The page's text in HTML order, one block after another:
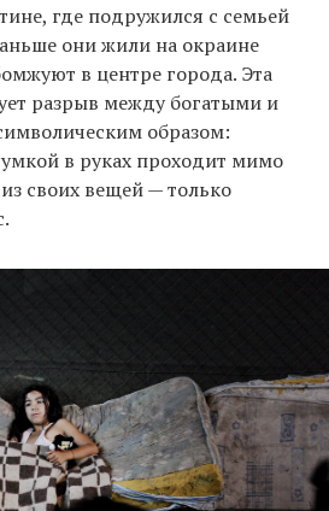
где подружился с семьей
они жили на окраине
в центре города. Эта
разрыв между богатыми и
образом:
в руках проходит мимо
своих вещей — только